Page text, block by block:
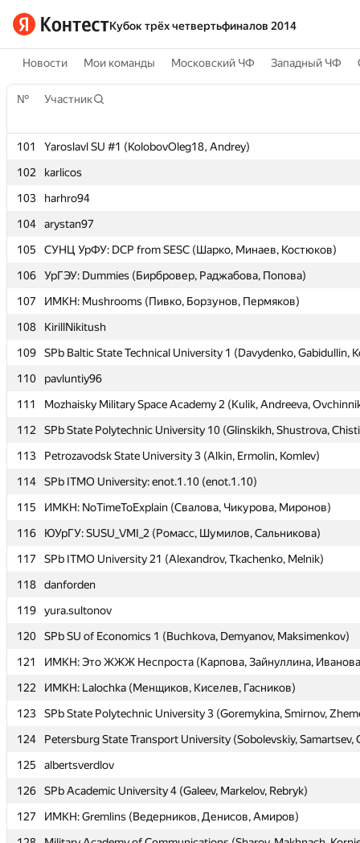
Кубок трёх четвертьфиналов 2014
Новости Мои команды Московский ЧФ Западный ЧФ
№ Участник
101
Yaroslavl SU #1 (KolobovOleg18, Andrey)
102
karlicos
103
harhro94
104
arystan97
105
СУНЦ УрФУ: DCP from SESC (Шарко, Минаев, Костюков)
106
УрГЭУ: Dummies (Бирбровер, Раджабова, Попова)
107
ИМКН: Mushrooms (Пивко, Борзунов, Пермяков)
108
KirillNikitush
109
SPb Baltic State Technical University 1 (Davydenko, Gabidullin,
110
pavluntiy96
111
Mozhaisky Military Space Academy 2 (Kulik, Andreeva,
112
SPb State Polytechnic University 10 (Glinskikh, Shustrova,
113
Petrozavodsk State University 3 (Alkin, Ermolin, Komlev)
114
SPb ITMO University: enot.1.10 (enot.1.10)
115
ИМКН: NoTimeToExplain (Свалова, Чикурова, Миронов)
116
ЮУрГУ: SUSU_VMI_2 (Ромасс, Шумилов, Сальникова)
117
SPb ITMO University 21 (Alexandrov, Tkachenko, Melnik)
118
danforden
119
yura.sultonov
120
SPb SU of Economics 1 (Buchkova, Demyanov, Maksimenkov)
121
ИМКН: Это ЖЖЖ Неспроста (Карпова, Зайнуллина,
122
ИМКН: Lalochka (Менщиков, Киселев, Гасников)
123
SPb State Polytechnic University 3 (Goremykina, Smirnov,
124
Petersburg State Transport University (Sobolevskiy, Samartsev,
125
albertsverdlov
126
SPb Academic University 4 (Galeev, Markelov, Rebryk)
127
ИМКН: Gremlins (Ведерников, Денисов, Амиров)
№ Участник
101
Yaroslavl SU #1 (KolobovOleg18, Andrey)
102
karlicos
103
harhro94
104
arystan97
105
СУНЦ УрФУ: DCP from SESC (Шарко, Минаев, Костюков)
106
УрГЭУ: Dummies (Бирбровер, Раджабова, Попова)
107
ИМКН: Mushrooms (Пивко, Борзунов, Пермяков)
108
KirillNikitush
109
SPb Baltic State Technical University 1 (Davydenko, Gabidullin,
110
pavluntiy96
111
Mozhaisky Military Space Academy 2 (Kulik, Andreeva,
112
SPb State Polytechnic University 10 (Glinskikh, Shustrova,
113
Petrozavodsk State University 3 (Alkin, Ermolin, Komlev)
114
SPb ITMO University: enot.1.10 (enot.1.10)
115
ИМКН: NoTimeToExplain (Свалова, Чикурова, Миронов)
116
ЮУрГУ: SUSU_VMI_2 (Ромасс, Шумилов, Сальникова)
117
SPb ITMO University 21 (Alexandrov, Tkachenko, Melnik)
118
danforden
119
yura.sultonov
120
SPb SU of Economics 1 (Buchkova, Demyanov, Maksimenkov)
121
ИМКН: Это ЖЖЖ Неспроста (Карпова, Зайнуллина,
122
ИМКН: Lalochka (Менщиков, Киселев, Гасников)
123
SPb State Polytechnic University 3 (Goremykina, Smirnov,
124
Petersburg State Transport University (Sobolevskiy, Samartsev,
125
albertsverdlov
126
SPb Academic University 4 (Galeev, Markelov, Rebryk)
127
ИМКН: Gremlins (Ведерников, Денисов, Амиров)